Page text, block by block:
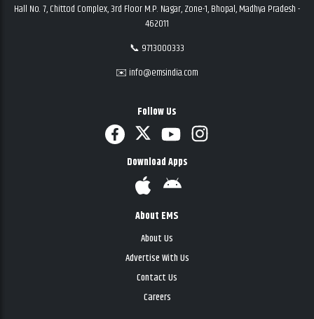
Hall No. 7, Chittod Complex, 3rd Floor M.P. Nagar, Zone-1, Bhopal, Madhya Pradesh -
462011
📞 9713000333
✉️ info@emsindia.com
Follow Us
Download Apps
About EMS
About Us
Advertise With Us
Contact Us
Careers